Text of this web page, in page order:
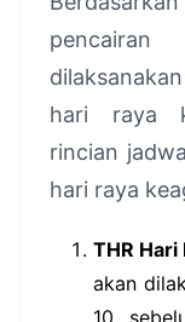
hari raya
rincian
hari raya
THR Hari
akan
10